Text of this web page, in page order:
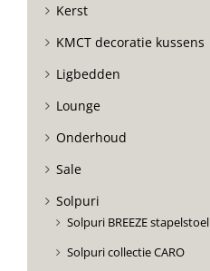
Kerst
KMCT decoratie kussens
Ligbedden
Lounge
Onderhoud
Sale
Solpuri
Solpuri BREEZE stapelstoel
Solpuri collectie CARO